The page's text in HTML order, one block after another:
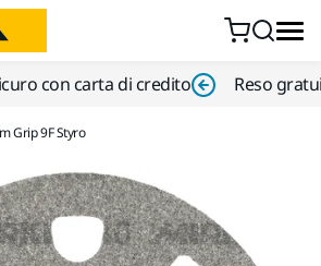
con carta di credito Reso
Grip 9F Styro